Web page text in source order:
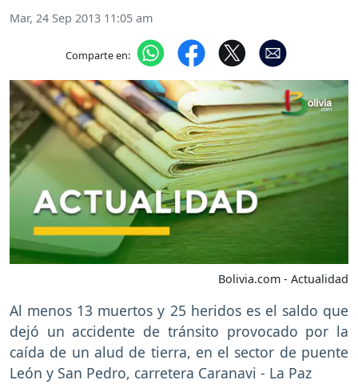
Mar, 24 Sep 2013 11:05 am
Comparte en:
Bolivia.com - Actualidad
Al menos 13 muertos y 25 heridos es el saldo que
dejó un accidente de tránsito provocado por la
caída de un alud de tierra, en el sector de puente
León y San Pedro, carretera Caranavi - La Paz